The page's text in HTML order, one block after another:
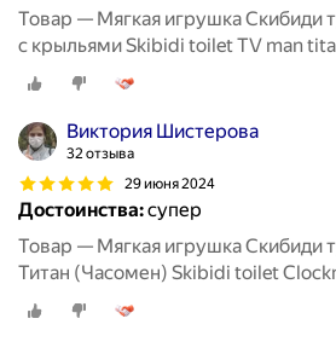
Товар — Мягкая игрушка Скибиди
с крыльями Skibidi toilet TV man
Виктория Шистерова
32 отзыва
29 июня 2024
Достоинства:супер
Товар — Мягкая игрушка Скибиди
Титан (Часомен) Skibidi toilet